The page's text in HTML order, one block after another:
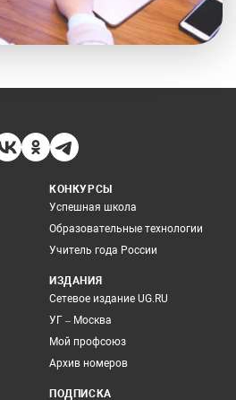
КОНКУРСЫ
Успешная школа
Образовательные технологии
Учитель года России
ИЗДАНИЯ
Сетевое издание UG.RU
УГ – Москва
Мой профсоюз
Архив номеров
ПОДПИСКА